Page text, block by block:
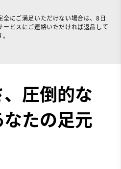
にご満足いただけない場合は、8日
ビスにご連絡いただければ返品して
圧倒的な
たの足元